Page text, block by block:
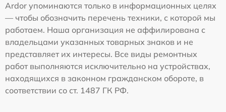
Ardor упоминаются только в информационных целях
— чтобы обозначить перечень техники, с которой мы
работаем. Наша организация не аффилирована с
владельцами указанных товарных знаков и не
представляет их интересы. Все виды ремонтных
работ выполняются исключительно на устройствах,
находящихся в законном гражданском обороте, в
соответствии со ст. 1487 ГК РФ.